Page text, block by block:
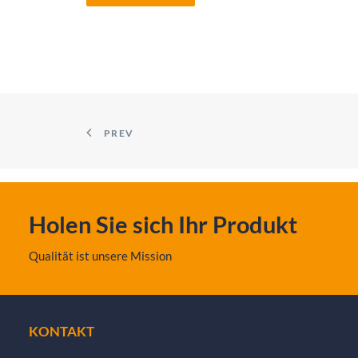
PREV
Holen Sie sich Ihr Produkt
Qualität ist unsere Mission
KONTAKT